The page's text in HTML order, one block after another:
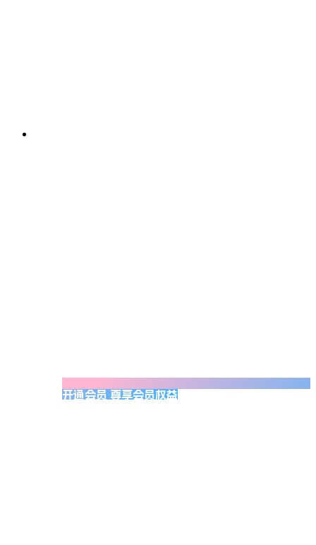
开通会员 尊享会员权益